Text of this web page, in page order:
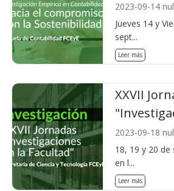
2023-09-14
Jueves 14 y
sept...
Leer más
XXVII
2023-09-18
18, 19 y 20 de
en l...
Leer más